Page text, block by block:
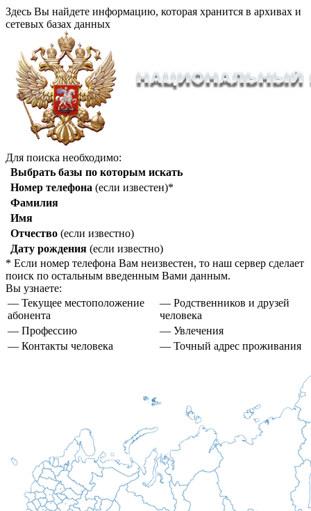
Здесь Вы найдете информацию, которая хранится в архивах и
сетевых базах данных
Для поиска необходимо:
Выбрать базы по которым искать
Номер телефона (если известен)*
Фамилия
Имя
Отчество (если известно)
Дату рождения (если известно)
* Если номер телефона Вам неизвестен, то наш сервер сделает
поиск по остальным введенным Вами данным.
Вы узнаете:
— Текущее местоположение
абонента
— Родственников и друзей
человека
— Профессию
— Увлечения
— Контакты человека
— Точный адрес проживания